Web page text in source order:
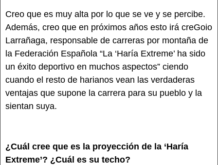
Creo que es muy alta por lo que se ve y se percibe.
Además, creo que en próximos años esto irá creGoio
Larrañaga, responsable de carreras por montaña de
la Federación Española “La ‘Haría Extreme’ ha sido
un éxito deportivo en muchos aspectos” ciendo
cuando el resto de harianos vean las verdaderas
ventajas que supone la carrera para su pueblo y la
sientan suya.
¿Cuál cree que es la proyección de la ‘Haría
Extreme’? ¿Cuál es su techo?